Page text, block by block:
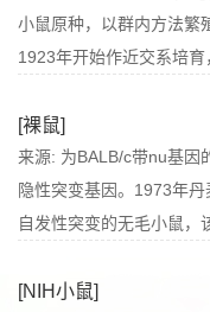
小鼠原种，以群内方法繁
1923年开始作近交系培
[裸鼠]
来源: 为BALB/c带nu基因
隐性突变基因。1973年
自发性突变的无毛小鼠，
[NIH小鼠]